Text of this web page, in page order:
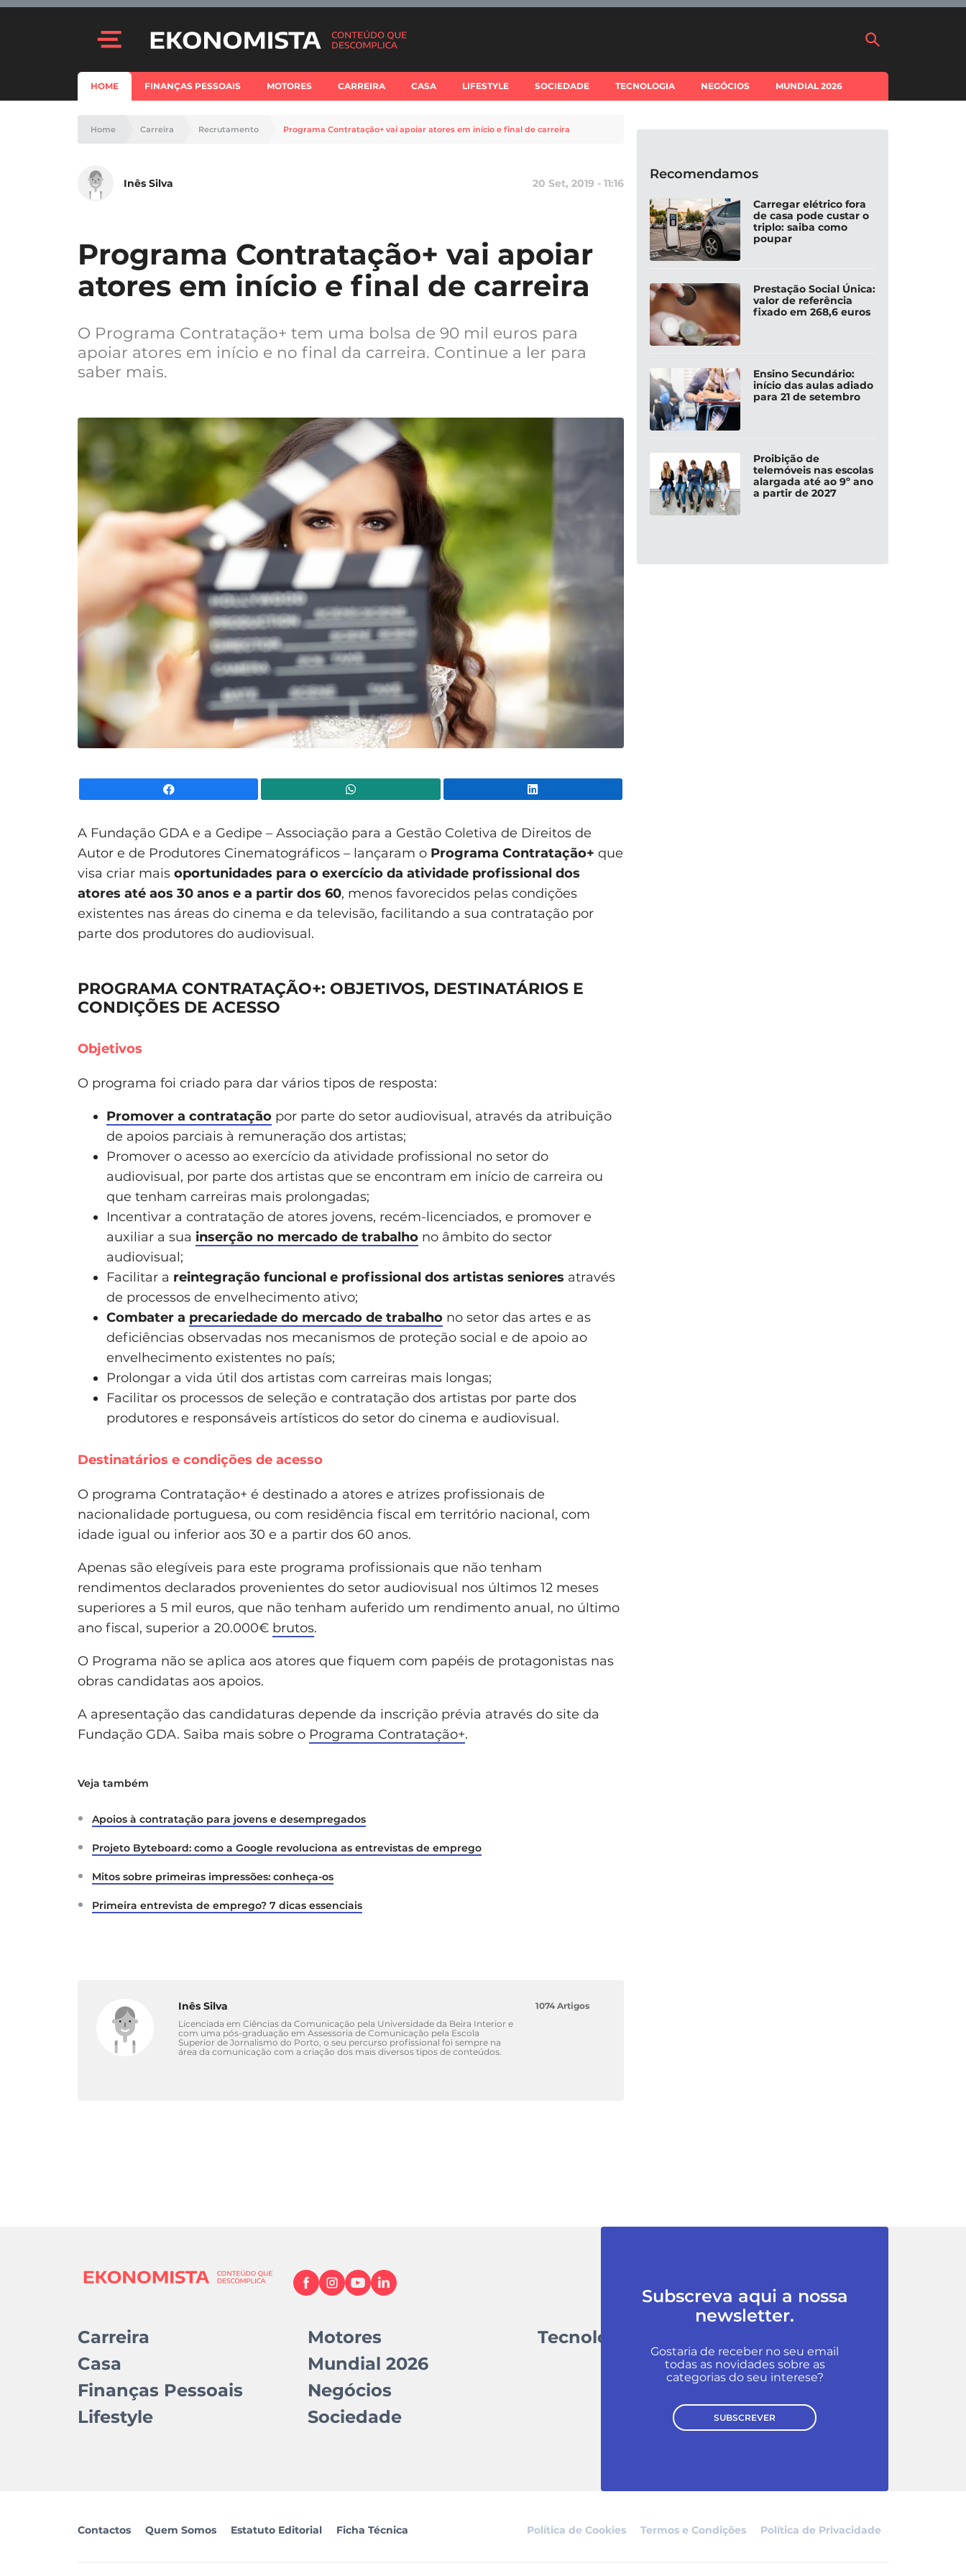
HOME FINANÇAS PESSOAIS MOTORES CARREIRA CASA LIFESTYLE SOCIEDADE TECNOLOGIA NEGÓCIOS MUNDIAL 2026
Home Carreira Recrutamento Programa Contratação+ vai apoiar atores em início e final de carreira
Inês Silva 20 Set, 2019 - 11:16
Programa Contratação+ vai apoiar
atores em início e final de carreira
O Programa Contratação+ tem uma bolsa de 90 mil euros para
apoiar atores em início e no final da carreira. Continue a ler para
saber mais.
A Fundação GDA e a Gedipe – Associação para a Gestão Coletiva de Direitos de
Autor e de Produtores Cinematográficos – lançaram o Programa Contratação+ que
visa criar mais oportunidades para o exercício da atividade profissional dos
atores até aos 30 anos e a partir dos 60, menos favorecidos pelas condições
existentes nas áreas do cinema e da televisão, facilitando a sua contratação por
parte dos produtores do audiovisual.
PROGRAMA CONTRATAÇÃO+: OBJETIVOS, DESTINATÁRIOS E
CONDIÇÕES DE ACESSO
Objetivos
O programa foi criado para dar vários tipos de resposta:
Promover a contratação por parte do setor audiovisual, através da atribuição
de apoios parciais à remuneração dos artistas;
Promover o acesso ao exercício da atividade profissional no setor do
audiovisual, por parte dos artistas que se encontram em início de carreira ou
que tenham carreiras mais prolongadas;
Incentivar a contratação de atores jovens, recém-licenciados, e promover e
auxiliar a sua inserção no mercado de trabalho no âmbito do sector
audiovisual;
Facilitar a reintegração funcional e profissional dos artistas seniores através
de processos de envelhecimento ativo;
Combater a precariedade do mercado de trabalho no setor das artes e as
deficiências observadas nos mecanismos de proteção social e de apoio ao
envelhecimento existentes no país;
Prolongar a vida útil dos artistas com carreiras mais longas;
Facilitar os processos de seleção e contratação dos artistas por parte dos
produtores e responsáveis artísticos do setor do cinema e audiovisual.
Destinatários e condições de acesso
O programa Contratação+ é destinado a atores e atrizes profissionais de
nacionalidade portuguesa, ou com residência fiscal em território nacional, com
idade igual ou inferior aos 30 e a partir dos 60 anos.
Apenas são elegíveis para este programa profissionais que não tenham
rendimentos declarados provenientes do setor audiovisual nos últimos 12 meses
superiores a 5 mil euros, que não tenham auferido um rendimento anual, no último
ano fiscal, superior a 20.000€ brutos.
O Programa não se aplica aos atores que fiquem com papéis de protagonistas nas
obras candidatas aos apoios.
A apresentação das candidaturas depende da inscrição prévia através do site da
Fundação GDA. Saiba mais sobre o Programa Contratação+.
Veja também
Apoios à contratação para jovens e desempregados
Projeto Byteboard: como a Google revoluciona as entrevistas de emprego
Mitos sobre primeiras impressões: conheça-os
Primeira entrevista de emprego? 7 dicas essenciais
Inês Silva
Licenciada em Ciências da Comunicação pela Universidade da Beira Interior e
com uma pós-graduação em Assessoria de Comunicação pela Escola
Superior de Jornalismo do Porto, o seu percurso profissional foi sempre na
área da comunicação com a criação dos mais diversos tipos de conteúdos.
1074 Artigos
Recomendamos
Carregar elétrico fora
de casa pode custar o
triplo: saiba como
poupar
Prestação Social Única:
valor de referência
fixado em 268,6 euros
Ensino Secundário:
início das aulas adiado
para 21 de setembro
Proibição de
telemóveis nas escolas
alargada até ao 9º ano
a partir de 2027
Carreira
Casa
Finanças Pessoais
Lifestyle
Motores
Mundial 2026
Negócios
Sociedade
Tecnologia
Subscreva aqui a nossa
newsletter.
Gostaria de receber no seu email
todas as novidades sobre as
categorias do seu interese?
SUBSCREVER
Contactos Quem Somos Estatuto Editorial Ficha Técnica Política de Cookies Termos e Condições Política de Privacidade